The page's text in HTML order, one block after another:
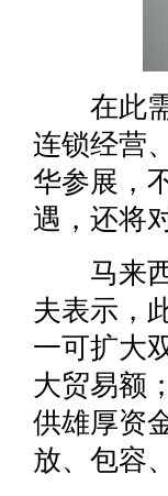
在此需
连锁经营
华参展，
遇，还将
马来西
夫表示，
一可扩大
大贸易额
供雄厚资
放、包容